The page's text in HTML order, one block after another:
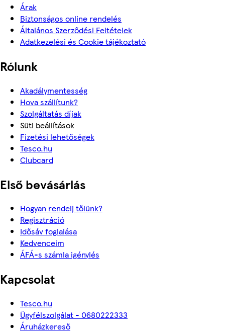
Árak
Biztonságos online rendelés
Általános Szerződési Feltételek
Adatkezelési és Cookie tájékoztató
Rólunk
Akadálymentesség
Hova szállítunk?
Szolgáltatás díjak
Süti beállítások
Fizetési lehetőségek
Tesco.hu
Clubcard
Első bevásárlás
Hogyan rendelj tőlünk?
Regisztráció
Idősáv foglalása
Kedvenceim
ÁFÁ-s számla igénylés
Kapcsolat
Tesco.hu
Ügyfélszolgálat - 0680222333
Áruházkereső